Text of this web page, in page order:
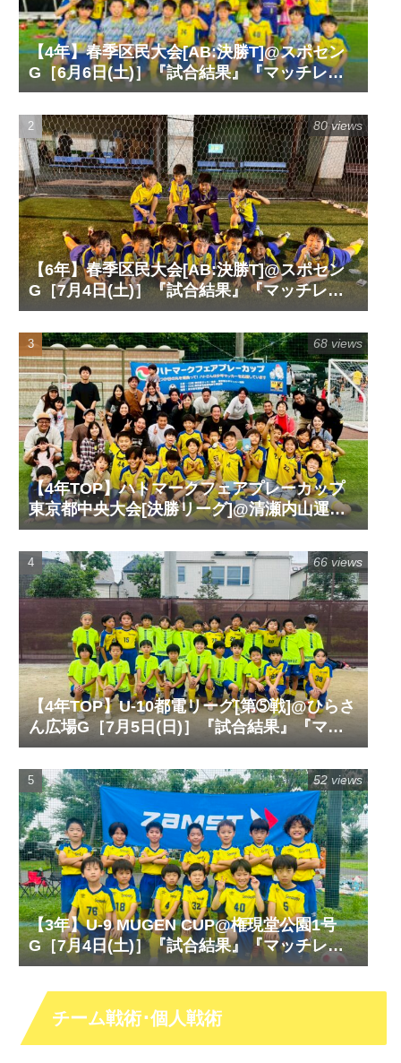
【4年】春季区民大会[AB:決勝T]@スポセン
G［6月6日(土)］『試合結果』『マッチレポ
ート』『試合動画』
【6年】春季区民大会[AB:決勝T]@スポセン
G［7月4日(土)］『試合結果』『マッチレポ
ート』『試合動画』
80 views
【4年TOP】ハトマークフェアプレーカップ
東京都中央大会[決勝リーグ]@清瀬内山運動
公園サッカー場G［6月14日(日)］『試合結
果』『マッチレポート』『試合動画』
68 views
【4年TOP】U-10都電リーグ[第➄戦]@ひらさ
ん広場G［7月5日(日)］『試合結果』『マッ
チレポート』『試合動画』
66 views
【3年】U-9 MUGEN CUP@権現堂公園1号
G［7月4日(土)］『試合結果』『マッチレポ
ート』『試合動画』
52 views
チーム戦術･個人戦術